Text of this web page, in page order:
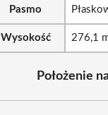
Pasmo
Wysokość 276,1
Położenie